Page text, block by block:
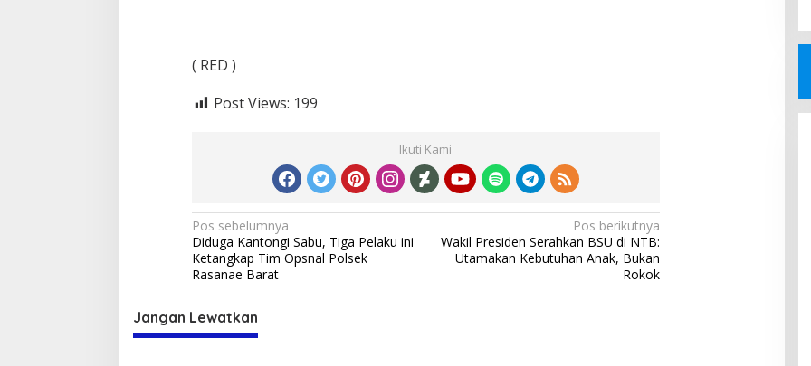
( RED )
Post Views: 199
Ikuti Kami
Navigasi
pos
Pos sebelumnya
Diduga Kantongi Sabu, Tiga Pelaku ini
Ketangkap Tim Opsnal Polsek
Rasanae Barat
Pos berikutnya
Wakil Presiden Serahkan BSU di NTB:
Utamakan Kebutuhan Anak, Bukan
Rokok
Jangan Lewatkan